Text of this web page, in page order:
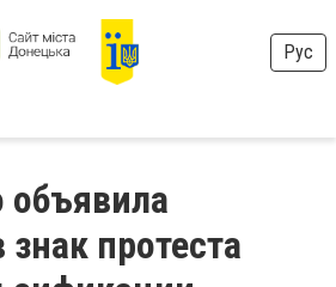
Рус
протеста